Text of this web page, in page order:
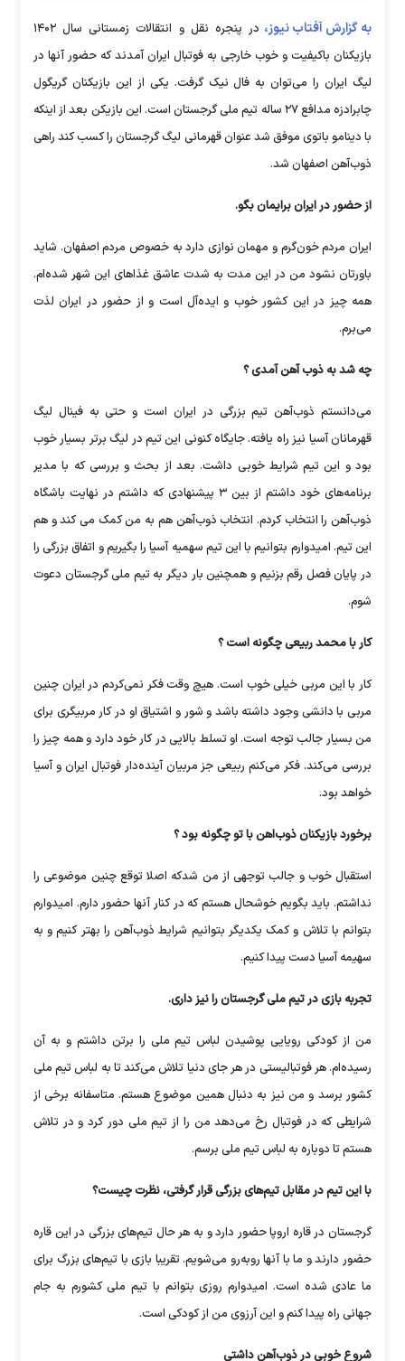
به گزارش آفتاب نیوز،
در پنجره نقل و انتقالات زمستانی سال ۱۴۰۲
بازیکنان باکیفیت و خوب خارجی به فوتبال ایران آمدند که حضور آنها در
لیگ ایران را می‌توان به فال نیک گرفت. یکی از این بازیکنان گریگول
چابرادزه مدافع ۲۷ ساله تیم ملی گرجستان است. این بازیکن بعد از اینکه
با دینامو باتوی موفق شد عنوان قهرمانی لیگ گرجستان را کسب کند راهی
ذوب‌آهن اصفهان شد.
از حضور در ایران برایمان بگو.
ایران مردم خون‌گرم و مهمان نوازی دارد به خصوص مردم اصفهان. شاید
باورتان نشود من در این مدت به شدت عاشق غذاهای این شهر شده‌ام.
همه چیز در این کشور خوب و ایده‌آل است و از حضور در ایران لذت
می‌برم.
چه شد به ذوب آهن آمدی ؟
می‌دانستم ذوب‌آهن تیم بزرگی در ایران است و حتی به فینال لیگ
قهرمانان آسیا نیز راه یافته. جایگاه کنونی این تیم در لیگ برتر بسیار خوب
بود و این تیم شرایط خوبی داشت. بعد از بحث و بررسی که با مدیر
برنامه‌های خود داشتم از بین ۳ پیشنهادی که داشتم در نهایت باشگاه
ذوب‌آهن را انتخاب کردم. انتخاب ذوب‌آهن هم به من کمک می کند و هم
این تیم. امیدوارم بتوانیم با این تیم سهمیه آسیا را بگیریم و اتفاق بزرگی را
در پایان فصل رقم بزنیم و همچنین بار دیگر به تیم ملی گرجستان دعوت
شوم.
کار با محمد ربیعی چگونه است ؟
کار با این مربی خیلی خوب است. هیچ وقت فکر نمی‌کردم در ایران چنین
مربی با دانشی وجود داشته باشد و شور و اشتیاق او در کار مربیگری برای
من بسیار جالب توجه است. او تسلط بالایی در کار خود دارد و همه چیز را
بررسی می‌کند. فکر می‌کنم ربیعی جز مربیان آینده‌دار فوتبال ایران و آسیا
خواهد بود.
برخورد بازیکنان ذوب‌اهن با تو چگونه بود ؟
استقبال خوب و جالب توجهی از من شدکه اصلا توقع چنین موضوعی را
نداشتم. باید بگویم خوشحال هستم که در کنار آنها حضور دارم. امیدوارم
بتوانم با تلاش و کمک یکدیگر بتوانیم شرایط ذوب‌آهن را بهتر کنیم و به
سهیمه آسیا دست پیدا کنیم.
تجربه بازی در تیم ملی گرجستان را نیز داری.
من از کودکی رویایی پوشیدن لباس تیم ملی را برتن داشتم و به آن
رسیده‌ام. هر فوتبالیستی در هر جای دنیا تلاش می‌کند تا به لباس تیم ملی
کشور برسد و من نیز به دنبال همین موضوع هستم. متاسفانه برخی از
شرایطی که در فوتبال رخ می‌دهد من را از تیم ملی دور کرد و در تلاش
هستم تا دوباره به لباس تیم ملی برسم.
با این تیم در مقابل تیم‌های بزرگی قرار گرفتی، نظرت چیست؟
گرجستان در قاره اروپا حضور دارد و به هر حال تیم‌های بزرگی در این قاره
حضور دارند و ما با آنها روبه‌رو می‌شویم. تقریبا بازی با تیم‌های بزرگ برای
ما عادی شده است. امیدوارم روزی بتوانم با تیم ملی کشورم به جام
جهانی راه پیدا کنم و این آرزوی من از کودکی است.
شروع خوبی در ذوب‌آهن داشتی